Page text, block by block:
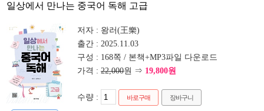
일상에서 만나는 중국어 독해 고급
저자 : 왕러(王樂)
출간 : 2025.11.03
구성 : 168쪽 / 본책+MP3파일 다운로드
가격 : 22,000원 ⇒ 19,800원
수량 : 바로구매 장바구니